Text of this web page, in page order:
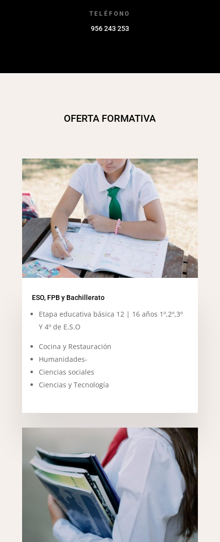
TELÉFONO
956 243 253
OFERTA FORMATIVA
ESO, FPB y Bachillerato
Etapa educativa básica 12 | 16 años 1º,2º,3º
Y 4º de E.S.O
Cocina y Restauración
Humanidades-
Ciencias sociales
Ciencias y Tecnología